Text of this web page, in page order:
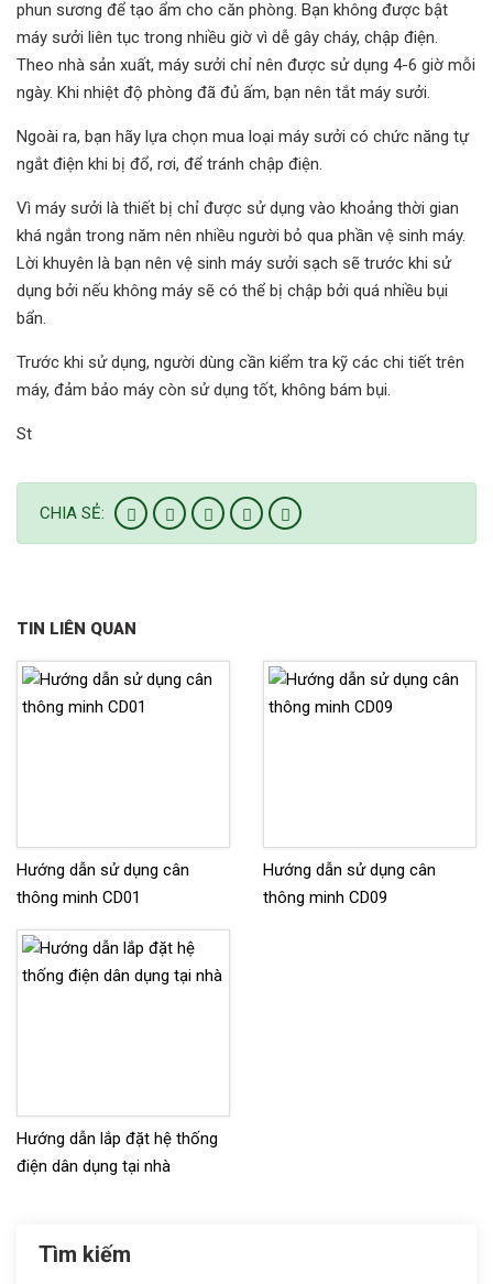
phun sương để tạo ẩm cho căn phòng. Bạn không được bật
máy sưởi liên tục trong nhiều giờ vì dễ gây cháy, chập điện.
Theo nhà sản xuất, máy sưởi chỉ nên được sử dụng 4-6 giờ mỗi
ngày. Khi nhiệt độ phòng đã đủ ấm, bạn nên tắt máy sưởi.
Ngoài ra, bạn hãy lựa chọn mua loại máy sưởi có chức năng tự
ngắt điện khi bị đổ, rơi, để tránh chập điện.
Vì máy sưởi là thiết bị chỉ được sử dụng vào khoảng thời gian
khá ngắn trong năm nên nhiều người bỏ qua phần vệ sinh máy.
Lời khuyên là bạn nên vệ sinh máy sưởi sạch sẽ trước khi sử
dụng bởi nếu không máy sẽ có thể bị chập bởi quá nhiều bụi
bẩn.
Trước khi sử dụng, người dùng cần kiểm tra kỹ các chi tiết trên
máy, đảm bảo máy còn sử dụng tốt, không bám bụi.
St
CHIA SẺ:
TIN LIÊN QUAN
Hướng dẫn sử dụng cân
thông minh CD01
Hướng dẫn sử dụng cân
thông minh CD09
Hướng dẫn lắp đặt hệ thống
điện dân dụng tại nhà
Tìm kiếm